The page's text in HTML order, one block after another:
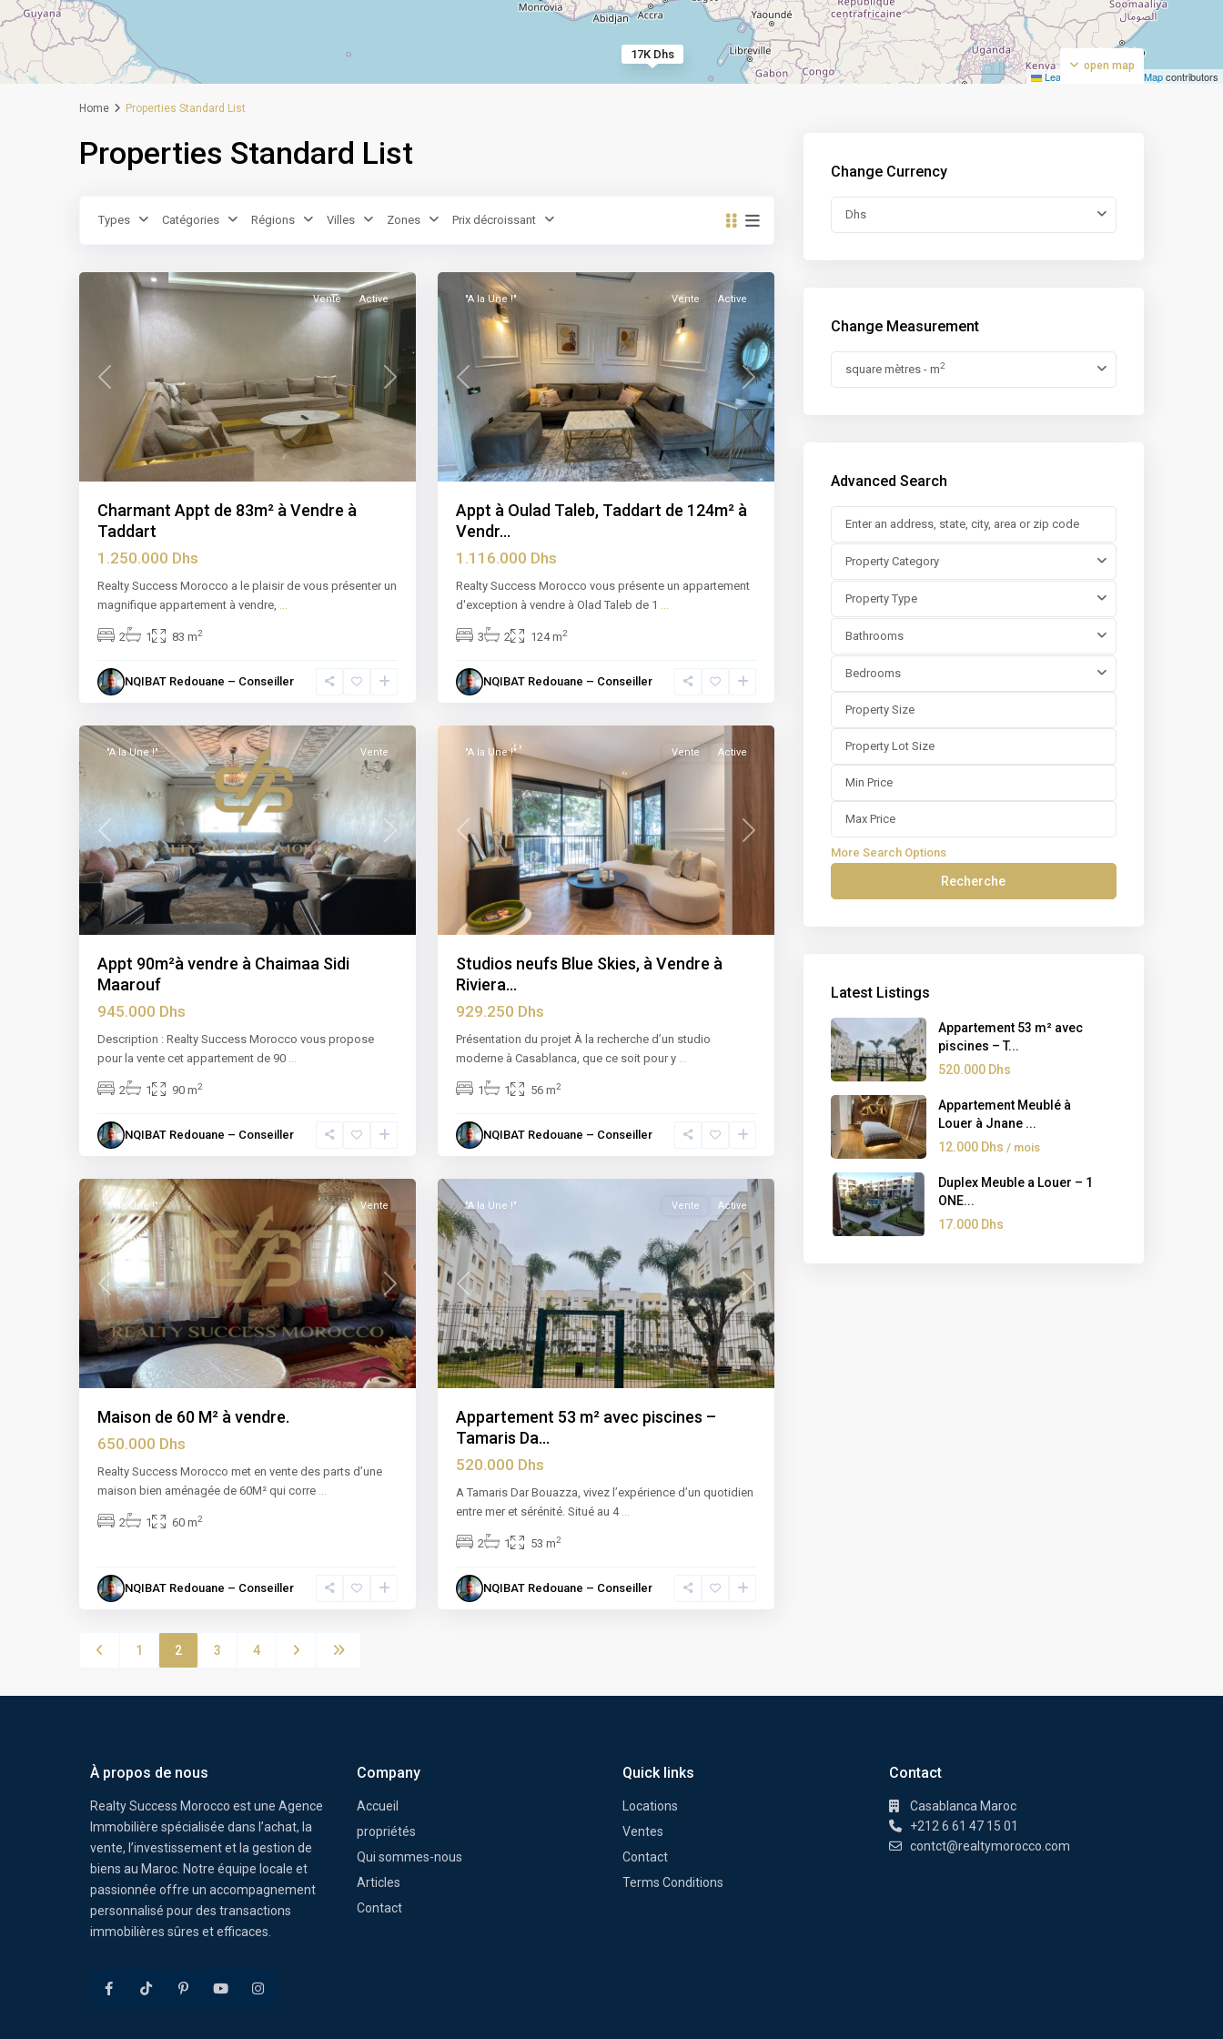
17K Dhs
Leaflet © OpenStreetMapcontributors
open map
Home Properties Standard List
Properties Standard List
Types Catégories Régions Villes Zones Prix décroissant
Ain
Previous Next
Vente Active
Charmant Appt de 83m² à Vendre à
Taddart
1.250.000 Dhs
Realty Success Morocco a le plaisir de vous présenter un
magnifique appartement à vendre, ...
2 1 83 m2
NQIBAT Redouane – Conseiller
Ain
Previous Next
"A la Une !" Vente Active
Appt à Oulad Taleb, Taddart de 124m² à
Vendr...
1.116.000 Dhs
Realty Success Morocco vous présente un appartement
d'exception à vendre à Olad Taleb de 1 ...
3 2 124 m2
NQIBAT Redouane – Conseiller
Sidi
Maarouf,
Previous Next
"A la Une !" Vente
Appt 90m²à vendre à Chaimaa Sidi
Maarouf
945.000 Dhs
Description : Realty Success Morocco vous propose
pour la vente cet appartement de 90 ...
2 1 90 m2
NQIBAT Redouane – Conseiller
Maarif,
Previous Next
"A la Une !" Vente Active
Studios neufs Blue Skies, à Vendre à
Riviera...
929.250 Dhs
Présentation du projet À la recherche d’un studio
moderne à Casablanca, que ce soit pour y ...
1 1 56 m2
NQIBAT Redouane – Conseiller
Ain
Chock,
Previous Next
"A la Une !" Vente
Maison de 60 M² à vendre.
650.000 Dhs
Realty Success Morocco met en vente des parts d’une
maison bien aménagée de 60M² qui corre ...
2 1 60 m2
NQIBAT Redouane – Conseiller
Dar
Bouazza,
Previous Next
"A la Une !" Vente Active
Appartement 53 m² avec piscines –
Tamaris Da...
520.000 Dhs
A Tamaris Dar Bouazza, vivez l’expérience d’un quotidien
entre mer et sérénité. Situé au 4 ...
2 1 53 m2
NQIBAT Redouane – Conseiller
1 2 3 4
Change Currency
Dhs
Change Measurement
square mètres - m2
Advanced Search
Property Category
Property Type
Bathrooms
Bedrooms
More Search Options
Recherche
Latest Listings
Appartement 53 m² avec
piscines – T...
520.000 Dhs
Appartement Meublé à
Louer à Jnane ...
12.000 Dhs / mois
Duplex Meuble a Louer – 1
ONE...
17.000 Dhs
À propos de nous
Realty Success Morocco est une Agence
Immobilière spécialisée dans l’achat, la
vente, l’investissement et la gestion de
biens au Maroc. Notre équipe locale et
passionnée offre un accompagnement
personnalisé pour des transactions
immobilières sûres et efficaces.
Company
Accueil
propriétés
Qui sommes-nous
Articles
Contact
Quick links
Locations
Ventes
Contact
Terms Conditions
Contact
Casablanca Maroc
+212 6 61 47 15 01
contct@realtymorocco.com